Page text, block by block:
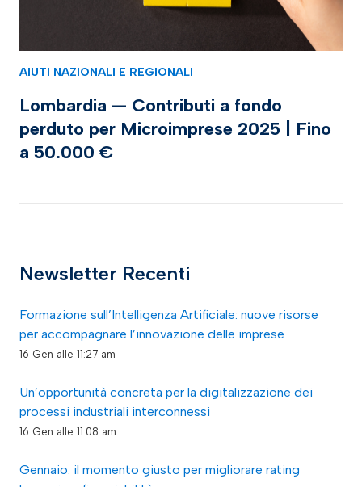
AIUTI NAZIONALI E REGIONALI
Lombardia — Contributi a fondo
perduto per Microimprese 2025 | Fino
a 50.000 €
Newsletter Recenti
Formazione sull’Intelligenza Artificiale: nuove risorse
per accompagnare l’innovazione delle imprese
16 Gen alle 11:27 am
Un’opportunità concreta per la digitalizzazione dei
processi industriali interconnessi
16 Gen alle 11:08 am
Gennaio: il momento giusto per migliorare rating